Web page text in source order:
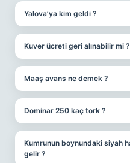
Yalova’ya kim geldi ?
Kuver ücreti geri alınabilir mi ?
Maaş avans ne demek ?
Dominar 250 kaç tork ?
Kumrunun boynundaki siyah
gelir ?